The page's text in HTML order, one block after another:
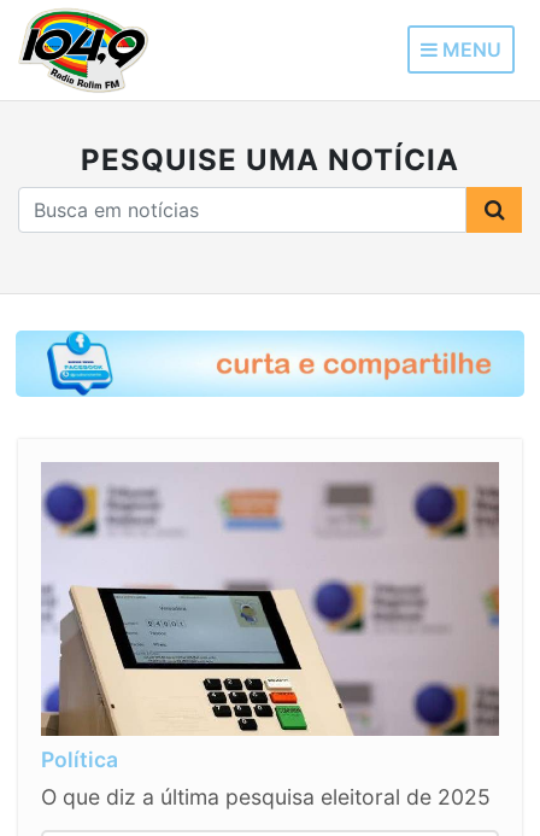
MENU
PESQUISE UMA NOTÍCIA
Política
O que diz a última pesquisa eleitoral de 2025